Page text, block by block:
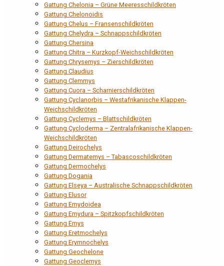
Gattung Chelonia – Grüne Meeresschildkröten
Gattung Chelonoidis
Gattung Chelus – Fransenschildkröten
Gattung Chelydra – Schnappschildkröten
Gattung Chersina
Gattung Chitra – Kurzkopf-Weichschildkröten
Gattung Chrysemys – Zierschildkröten
Gattung Claudius
Gattung Clemmys
Gattung Cuora – Scharnierschildkröten
Gattung Cyclanorbis – Westafrikanische Klappen-
Weichschildkröten
Gattung Cyclemys – Blattschildkröten
Gattung Cycloderma – Zentralafrikanische Klappen-
Weichschildkröten
Gattung Deirochelys
Gattung Dermatemys – Tabascoschildkröten
Gattung Dermochelys
Gattung Dogania
Gattung Elseya – Australische Schnappschildkröten
Gattung Elusor
Gattung Emydoidea
Gattung Emydura – Spitzkopfschildkröten
Gattung Emys
Gattung Eretmochelys
Gattung Erymnochelys
Gattung Geochelone
Gattung Geoclemys